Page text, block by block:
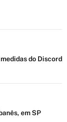
do Discord
em SP